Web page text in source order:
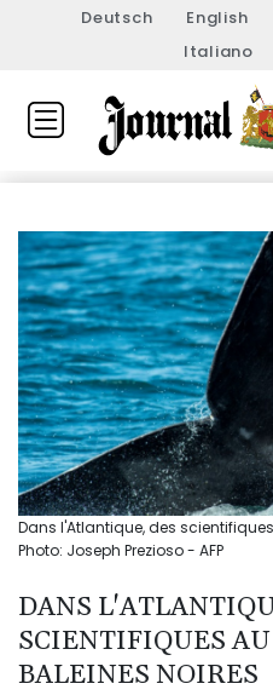
Deutsch English
Italiano
Dans l'Atlantique, des
Photo: Joseph Prezioso - AFP
DANS
SCIENTIFIQUES
BALEINES NOIRES